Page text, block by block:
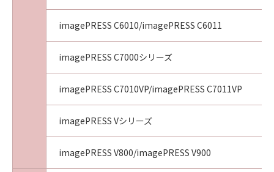
imagePRESS C6010/imagePRESS C6011
imagePRESS C7000シリーズ
imagePRESS C7010VP/imagePRESS C7011VP
imagePRESS Vシリーズ
imagePRESS V800/imagePRESS V900